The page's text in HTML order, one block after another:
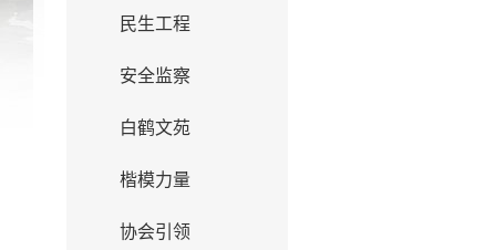
民生工程
安全监察
白鹤文苑
楷模力量
协会引领